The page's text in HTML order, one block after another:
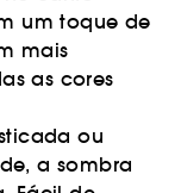
um toque de
mais
as cores
ou
a sombra